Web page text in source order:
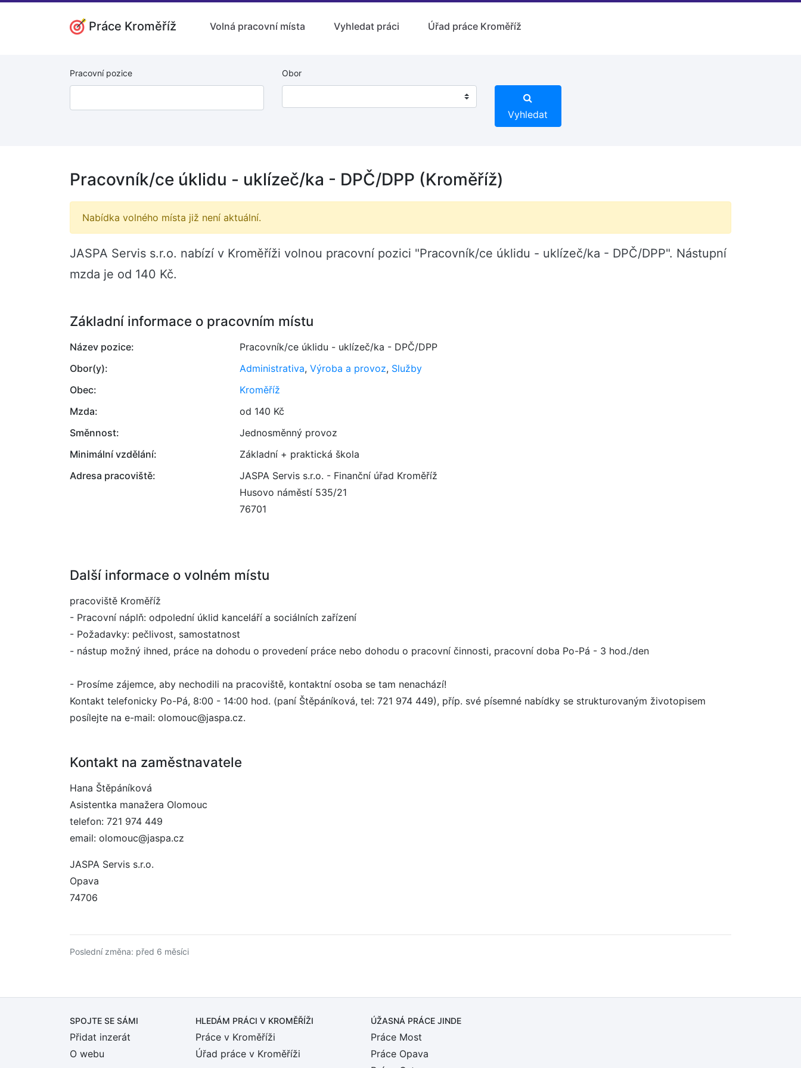
Práce Kroměříž Volná pracovní místa Vyhledat práci Úřad práce Kroměříž
Pracovní pozice Obor
Vyhledat
Pracovník/ce úklidu - uklízeč/ka - DPČ/DPP (Kroměříž)
Nabídka volného místa již není aktuální.
JASPA Servis s.r.o. nabízí v Kroměříži volnou pracovní pozici "Pracovník/ce úklidu - uklízeč/ka - DPČ/DPP". Nástupní
mzda je od 140 Kč.
Základní informace o pracovním místu
Název pozice:
Pracovník/ce úklidu - uklízeč/ka - DPČ/DPP
Obor(y):
Administrativa, Výroba a provoz, Služby
Obec:
Kroměříž
Mzda:
od 140 Kč
Směnnost:
Jednosměnný provoz
Minimální vzdělání:
Základní + praktická škola
Adresa pracoviště:
JASPA Servis s.r.o. - Finanční úřad Kroměříž
Husovo náměstí 535/21
76701
Další informace o volném místu
pracoviště Kroměříž
- Pracovní náplň: odpolední úklid kanceláří a sociálních zařízení
- Požadavky: pečlivost, samostatnost
- nástup možný ihned, práce na dohodu o provedení práce nebo dohodu o pracovní činnosti, pracovní doba Po-Pá - 3 hod./den
- Prosíme zájemce, aby nechodili na pracoviště, kontaktní osoba se tam nenachází!
Kontakt telefonicky Po-Pá, 8:00 - 14:00 hod. (paní Štěpáníková, tel: 721 974 449), příp. své písemné nabídky se strukturovaným životopisem
posílejte na e-mail: olomouc@jaspa.cz.
Kontakt na zaměstnavatele
Hana Štěpáníková
Asistentka manažera Olomouc
telefon: 721 974 449
email: olomouc@jaspa.cz
JASPA Servis s.r.o.
Opava
74706
Poslední změna: před 6 měsíci
SPOJTE SE SÁMI
Přidat inzerát
O webu
HLEDÁM PRÁCI V KROMĚŘÍŽI
Práce v Kroměříži
Úřad práce v Kroměříži
ÚŽASNÁ PRÁCE JINDE
Práce Most
Práce Opava